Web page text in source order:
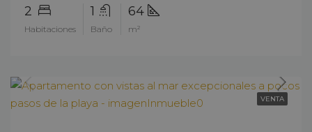
2
Habitaciones
1
Baño
64
m²
VENTA